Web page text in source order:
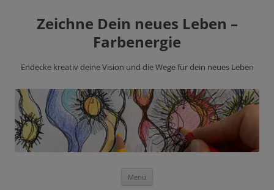
Zeichne Dein neues Leben –
Farbenergie
Endecke kreativ deine Vision und die Wege für dein neues Leben
Menü